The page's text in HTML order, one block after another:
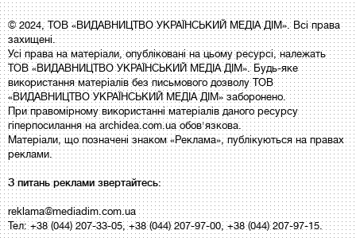
© 2024, ТОВ «ВИДАВНИЦТВО УКРАЇНСЬКИЙ МЕДІА ДІМ». Всі права
захищені.
Усі права на матеріали, опубліковані на цьому ресурсі, належать
ТОВ «ВИДАВНИЦТВО УКРАЇНСЬКИЙ МЕДІА ДІМ». Будь-яке
використання матеріалів без письмового дозволу ТОВ
«ВИДАВНИЦТВО УКРАЇНСЬКИЙ МЕДІА ДІМ» заборонено.
При правомірному використанні матеріалів даного ресурсу
гіперпосилання на archidea.com.ua обов'язкова.
Матеріали, що позначені знаком «Реклама», публікуються на правах
реклами.
З питань реклами звертайтесь:
reklama@mediadim.com.ua
Тел: +38 (044) 207-33-05, +38 (044) 207-97-00, +38 (044) 207-97-15.